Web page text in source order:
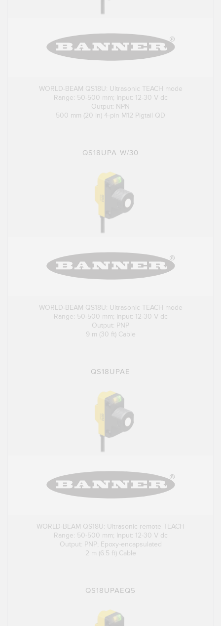
WORLD-BEAM QS18U: Ultrasonic TEACH mode
Range: 50-500 mm; Input: 12-30 V dc
Output: NPN
500 mm (20 in) 4-pin M12 Pigtail QD
QS18UPA W/30
WORLD-BEAM QS18U: Ultrasonic TEACH mode
Range: 50-500 mm; Input: 12-30 V dc
Output: PNP
9 m (30 ft) Cable
QS18UPAE
WORLD-BEAM QS18U: Ultrasonic remote TEACH
Range: 50-500 mm; Input: 12-30 V dc
Output: PNP; Epoxy-encapsulated
2 m (6.5 ft) Cable
QS18UPAEQ5